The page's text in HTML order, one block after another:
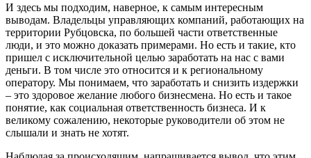
И здесь мы подходим, наверное, к самым интересным
выводам. Владельцы управляющих компаний, работающих на
территории Рубцовска, по большей части ответственные
люди, и это можно доказать примерами. Но есть и такие, кто
пришел с исключительной целью заработать на нас с вами
деньги. В том числе это относится и к региональному
оператору. Мы понимаем, что заработать и снизить издержки
– это здоровое желание любого бизнесмена. Но есть и такое
понятие, как социальная ответственность бизнеса. И к
великому сожалению, некоторые руководители об этом не
слышали и знать не хотят.